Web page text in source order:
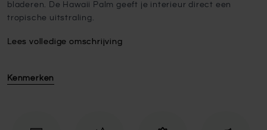
bladeren. De Hawaii Palm geeft je interieur direct een
tropische uitstraling.
Lees volledige omschrijving
Kenmerken